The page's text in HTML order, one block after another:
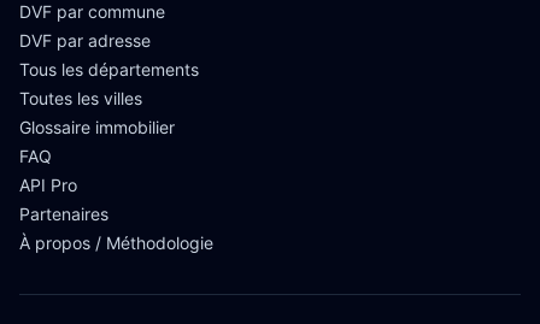
DVF par commune
DVF par adresse
Tous les départements
Toutes les villes
Glossaire immobilier
FAQ
API Pro
Partenaires
À propos / Méthodologie